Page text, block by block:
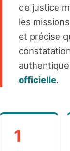
de justice
les
et précise
authentique
officielle.
1